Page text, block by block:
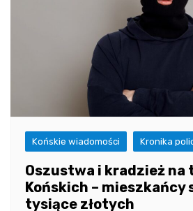
Końskie wiadomości Kronika
Oszustwa i kradzież na
Końskich – mieszkańcy
tysiące złotych